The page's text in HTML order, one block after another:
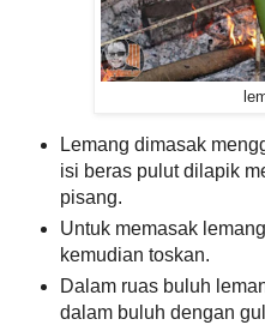
Lemang dimasak
isi beras pulut dilapik
pisang.
Untuk memasak
kemudian toskan.
Dalam ruas buluh
dalam buluh dengan